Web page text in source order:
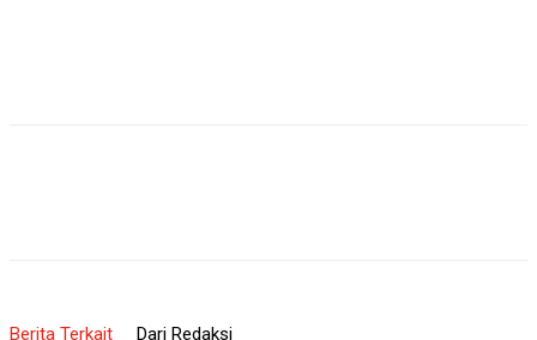
Berita Terkait Dari Redaksi